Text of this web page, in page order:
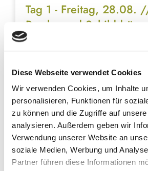
Diese Webseite verwendet Cookies
Wir verwenden Cookies, um Inhalte
personalisieren, Funktionen für
zu können und die Zugriffe auf
analysieren. Außerdem geben wir
Verwendung unserer Website an
soziale Medien, Werbung und
Partner führen diese Informationen
Tag 1 - Freitag, 28.08.
Psyche und Schilddrüse
Ruby Nagel
Heilpraktikerin und
- Deine Moderatorin -
Gemmotherapie: Die richtigen